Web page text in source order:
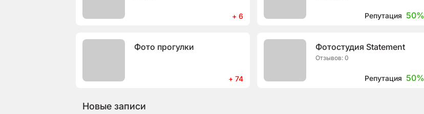
+ 6
Фото прогулки
+ 74
Репутация 50%
Фотостудия Statement
Отзывов: 0
Репутация 50%
Новые записи